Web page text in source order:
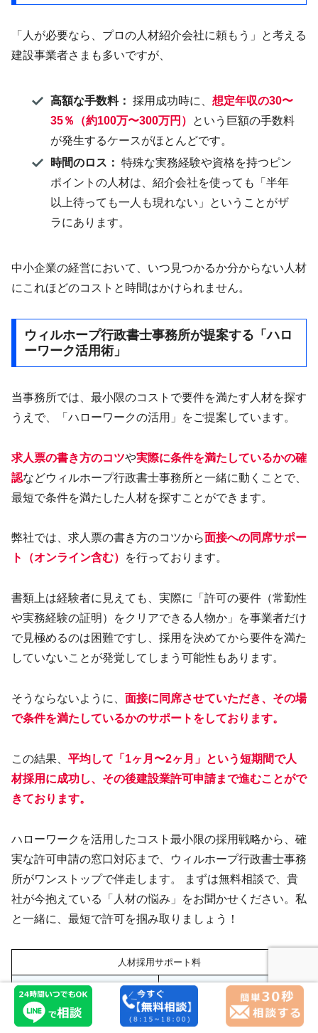
「人が必要なら、プロの人材紹介会社に頼もう」と考える
建設事業者さまも多いですが、
高額な手数料： 採用成功時に、 想定年収の30〜
35％（約100万〜300万円）
という巨額の手数料
が発生するケースがほとんどです。
時間のロス： 特殊な実務経験や資格を持つピン
ポイントの人材は、紹介会社を使っても「半年
以上待っても一人も現れない」ということがザ
ラにあります。
中小企業の経営において、いつ見つかるか分からない人材
にこれほどのコストと時間はかけられません。
ウィルホープ行政書士事務所が提案する「ハロ
ーワーク活用術」
当事務所では、最小限のコストで要件を満たす人材を探す
うえで、「ハローワークの活用」をご提案しています。
求人票の書き方のコツや実際に条件を満たしているかの確
認などウィルホープ行政書士事務所と一緒に動くことで、
最短で条件を満たした人材を探すことができます。
弊社では、求人票の書き方のコツから面接への同席サポー
ト（オンライン含む）
を行っております。
書類上は経験者に見えても、実際に「許可の要件（常勤性
や実務経験の証明）をクリアできる人物か」を事業者だけ
で見極めるのは困難ですし、採用を決めてから要件を満た
していないことが発覚してしまう可能性もあります。
そうならないように、 面接に同席させていただき、その場
で条件を満たしているかのサポート をしております。
この結果、 平均して「1ヶ月〜2ヶ月」という短期間で人
材採用に成功し、その後建設業許可申請まで進むことがで
きております。
ハローワークを活用したコスト最小限の採用戦略から、確
実な許可申請の窓口対応まで、ウィルホープ行政書士事務
所がワンストップで伴走します。 まずは無料相談で、貴
社が今抱えている「人材の悩み」をお聞かせください。私
と一緒に、最短で許可を掴み取りましょう！
人材採用サポート料
対面での面接同席(税抜） ￥30,000／回
オンラインでの面接同席(税抜） ￥20,000／回